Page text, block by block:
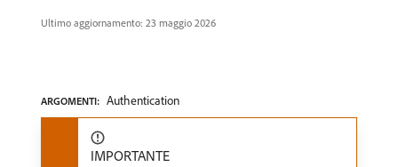
Ultimo aggiornamento: 23 maggio 2026
ARGOMENTI: Authentication
IMPORTANTE